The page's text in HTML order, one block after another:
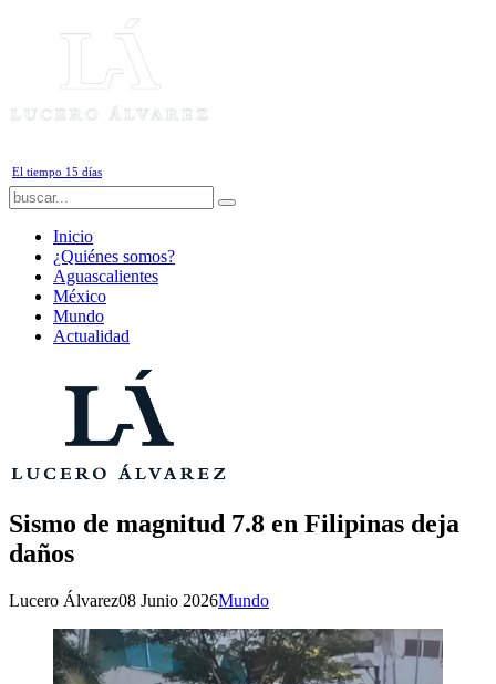
El tiempo 15 días
Inicio
¿Quiénes somos?
Aguascalientes
México
Mundo
Actualidad
Sismo de magnitud 7.8 en Filipinas deja
daños
Lucero Álvarez08 Junio 2026Mundo